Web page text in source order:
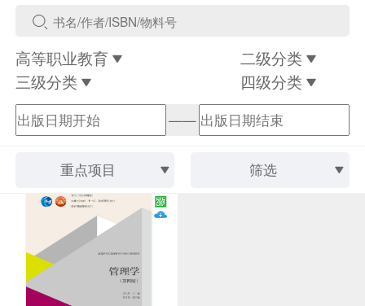
高等职业教育
二级分类
三级分类
四级分类
——
重点项目 筛选